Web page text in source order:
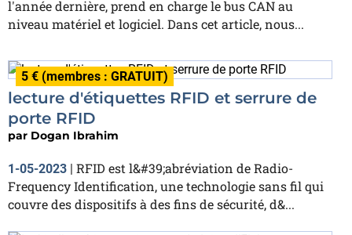
l'année dernière, prend en charge le bus CAN au
niveau matériel et logiciel. Dans cet article, nous...
5 € (membres : GRATUIT)
lecture d'étiquettes RFID et serrure de
porte RFID
par Dogan Ibrahim
1-05-2023
RFID est l&#39;abréviation de Radio-
Frequency Identification, une technologie sans fil qui
couvre des dispositifs à des fins de sécurité, d&...